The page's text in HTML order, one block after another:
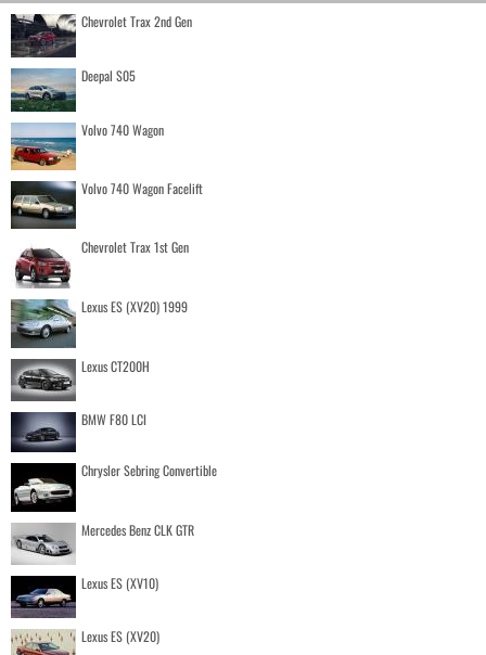
Chevrolet Trax 2nd Gen
Deepal S05
Volvo 740 Wagon
Volvo 740 Wagon Facelift
Chevrolet Trax 1st Gen
Lexus ES (XV20) 1999
Lexus CT200H
BMW F80 LCI
Chrysler Sebring Convertible
Mercedes Benz CLK GTR
Lexus ES (XV10)
Lexus ES (XV20)